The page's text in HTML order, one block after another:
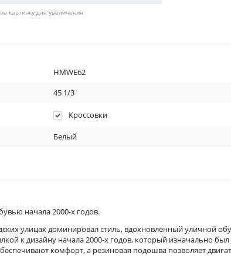
картинку для увеличения
HMWE62
45 1/3
Кроссовки
Белый
начала 2000-х годов.
улицах доминировал стиль, вдохновленный уличной
к дизайну начала 2000-х годов, который изначально
комфорт, а резиновая подошва позволяет